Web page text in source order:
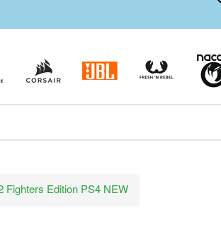
Fighters Edition PS4 NEW